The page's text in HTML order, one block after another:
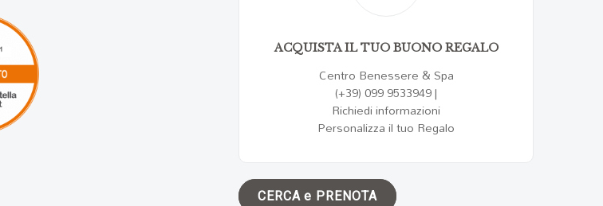
ACQUISTA IL TUO BUONO REGALO
Centro Benessere & Spa
(+39) 099 9533949|
Richiedi informazioni
Personalizza il tuo Regalo
CERCA e PRENOTA